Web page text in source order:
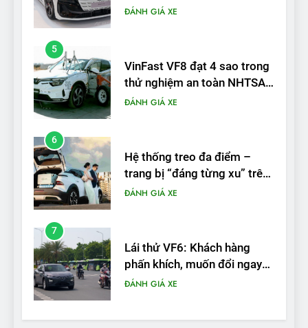
tron
ĐÁNH GIÁ XE
5
VinFast VF8 đạt 4 sao trong
thử nghiệm an toàn NHTSA
tại Mỹ
ĐÁNH GIÁ XE
6
Hệ thống treo đa điểm –
trang bị “đáng từng xu” trên
VinFast VF 6
ĐÁNH GIÁ XE
7
Lái thử VF6: Khách hàng
phấn khích, muốn đổi ngay
từ xe xăng sang xe điện
ĐÁNH GIÁ XE
8